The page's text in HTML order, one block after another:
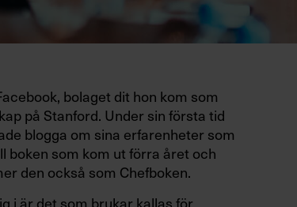
bolaget dit hon kom som
på Stanford. Under sin första tid
blogga om sina erfarenheter som
boken som kom ut förra året och
den också som Chefboken.
i är det som brukar kallas för